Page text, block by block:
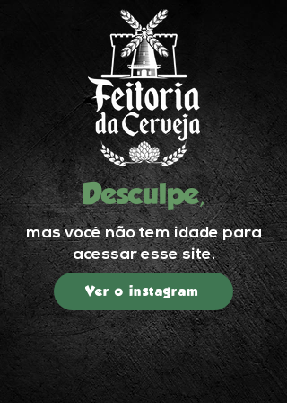
Desculpe,
mas você não tem idade para
acessar esse site.
Ver o instagram